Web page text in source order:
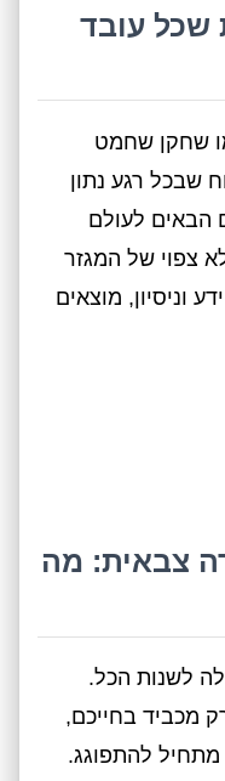
שכל עובד
שחקן שחמט
שבכל רגע נתון
הבאים לעולם
צפוי של המגזר
וניסיון, מוצאים
צבאית: מה
לשנות הכל.
מכביד בחייכם,
להתפוגג.